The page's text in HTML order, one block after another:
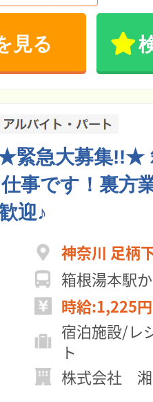
見る
★緊急大募集!!★
事です！裏方
迎♪
神奈川 足柄
箱根湯本駅
時給:1,225
宿泊施設/レ
ト
株式会社 湘